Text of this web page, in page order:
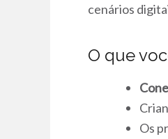
cenários
O que
Os